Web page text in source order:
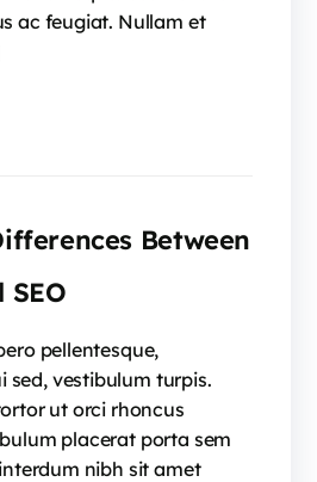
ac feugiat. Nullam et
Between
SEO
pellentesque,
sed, vestibulum turpis.
ut orci rhoncus
placerat porta sem
nibh sit amet